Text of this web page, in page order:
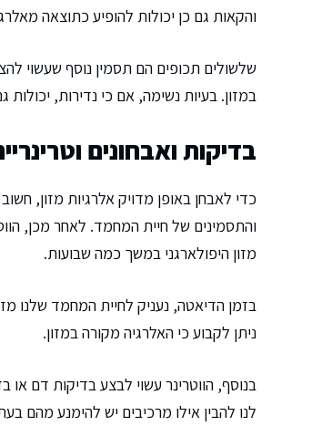
והקאות גם כן יכולות להופיע כתוצאה
שלשולים תכופים הם תסמין נוסף שעשוי
במזון. בעיות נשימה, אם כי נדירות,
בדיקות ואבחונים
כדי לאבחן באופן מדויק אלרגיות מזון,
והתסמינים של חיית המחמד. לאחר מכן,
מזון היפולארגני במשך כמה שבועות.
בזמן הדיאטה, נעניק לחיית המחמד שלנו
ניתן לקבוע כי האלרגיה מקורה במזון.
בנוסף, הווטרינר עשוי לבצע בדיקות דם
לנו להבין אילו מרכיבים יש להימנע מהם